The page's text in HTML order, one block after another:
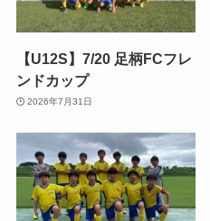
【U12S】7/20 足柄FCフレ
ンドカップ
2026年7月31日